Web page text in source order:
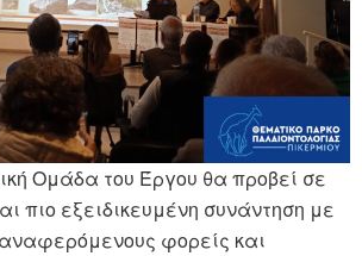
Ομάδα του Έργου θα προβεί σε
πιο εξειδικευμένη συνάντηση με
φορείς και